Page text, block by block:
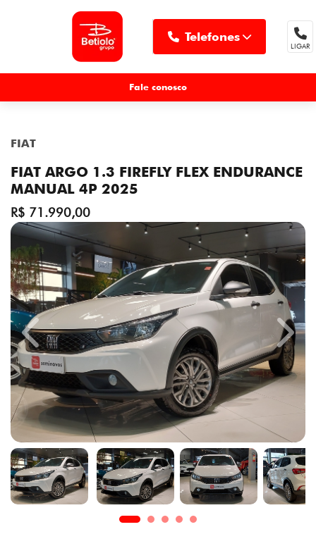
Telefones
LIGAR
Fale conosco
FIAT
FIAT ARGO 1.3 FIREFLY FLEX ENDURANCE
MANUAL 4P 2025
R$ 71.990,00
Previous Next